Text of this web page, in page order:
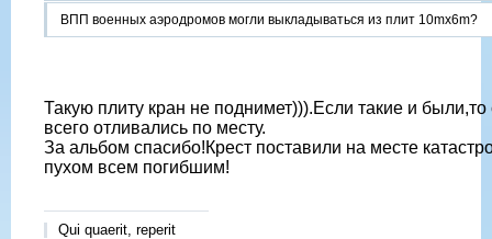
ВПП военных аэродромов могли выкладываться из плит 10mx6m?
Такую плиту кран не поднимет))).Если такие и были,то
всего отливались по месту.
За альбом спасибо!Крест поставили на месте
пухом всем погибшим!
Qui quaerit, reperit